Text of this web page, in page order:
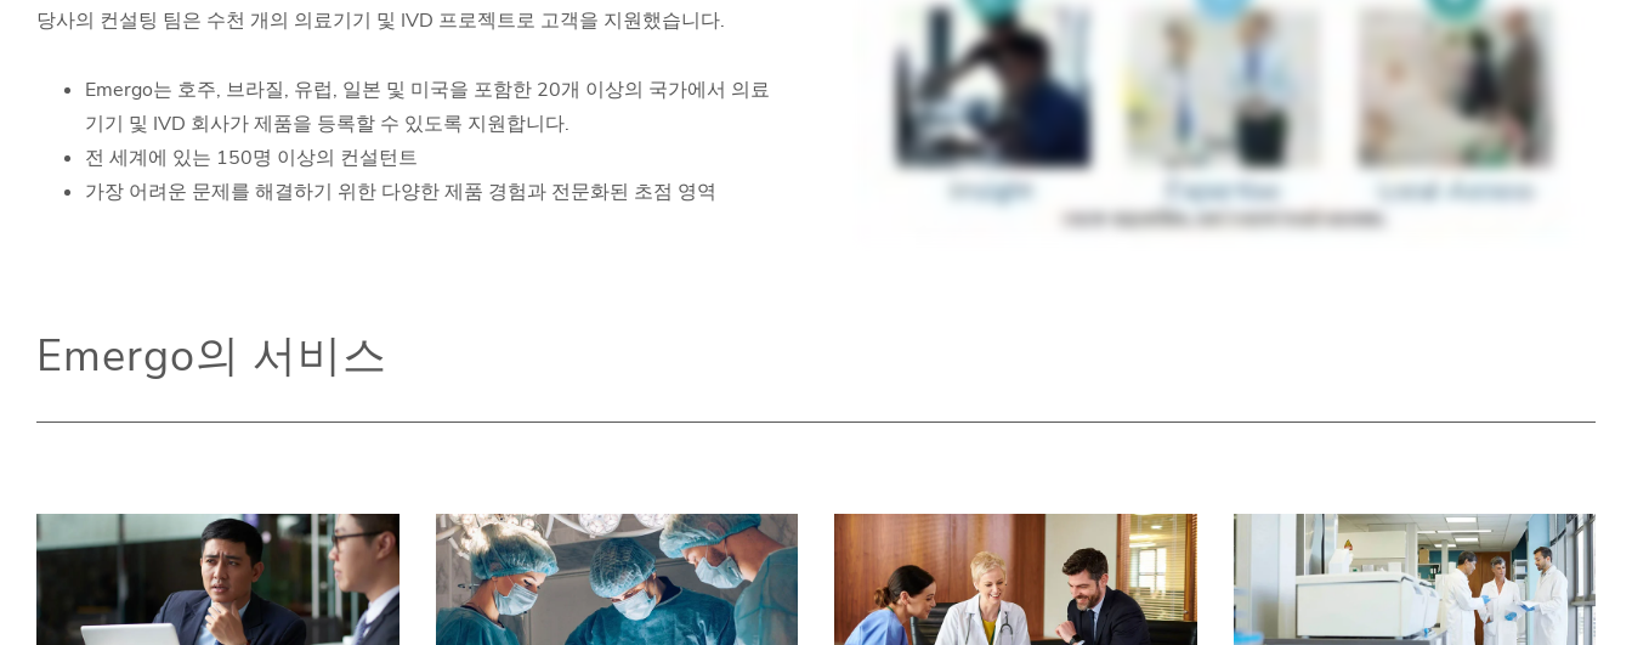
당사의 컨설팅 팀은 수천 개의 의료기기 및 IVD 프로젝트로 고객을 지원했습니다.
Emergo는 호주, 브라질, 유럽, 일본 및 미국을 포함한 20개 이상의 국가에서 의료
기기 및 IVD 회사가 제품을 등록할 수 있도록 지원합니다.
전 세계에 있는 150명 이상의 컨설턴트
가장 어려운 문제를 해결하기 위한 다양한 제품 경험과 전문화된 초점 영역
Emergo의 서비스